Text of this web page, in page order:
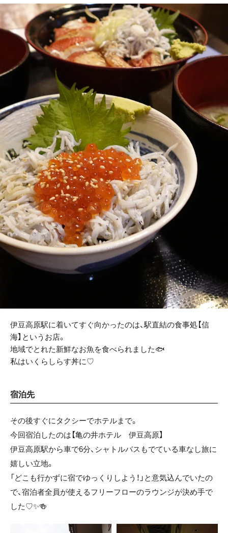
伊豆高原駅に着いてすぐ向かったのは、駅直結の食事処【信
海】というお店。
地域でとれた新鮮なお魚を食べられました🐟
私はいくらしらす丼に♡
宿泊先
その後すぐにタクシーでホテルまで。
今回宿泊したのは【亀の井ホテル 伊豆高原】
伊豆高原駅から車で6分、シャトルバスもでている車なし旅に
嬉しい立地。
「どこも行かずに宿でゆっくりしよう！」と意気込んでいたの
で、宿泊者全員が使えるフリーフローのラウンジが決め手で
した♡✨🍻